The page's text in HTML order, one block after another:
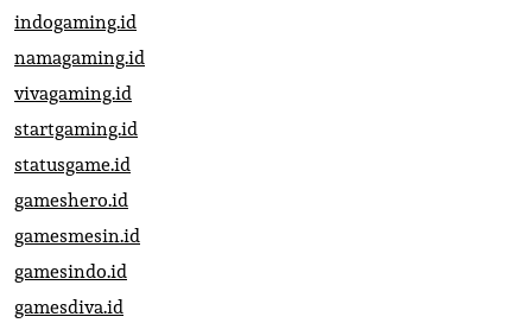
indogaming.id
namagaming.id
vivagaming.id
startgaming.id
statusgame.id
gameshero.id
gamesmesin.id
gamesindo.id
gamesdiva.id